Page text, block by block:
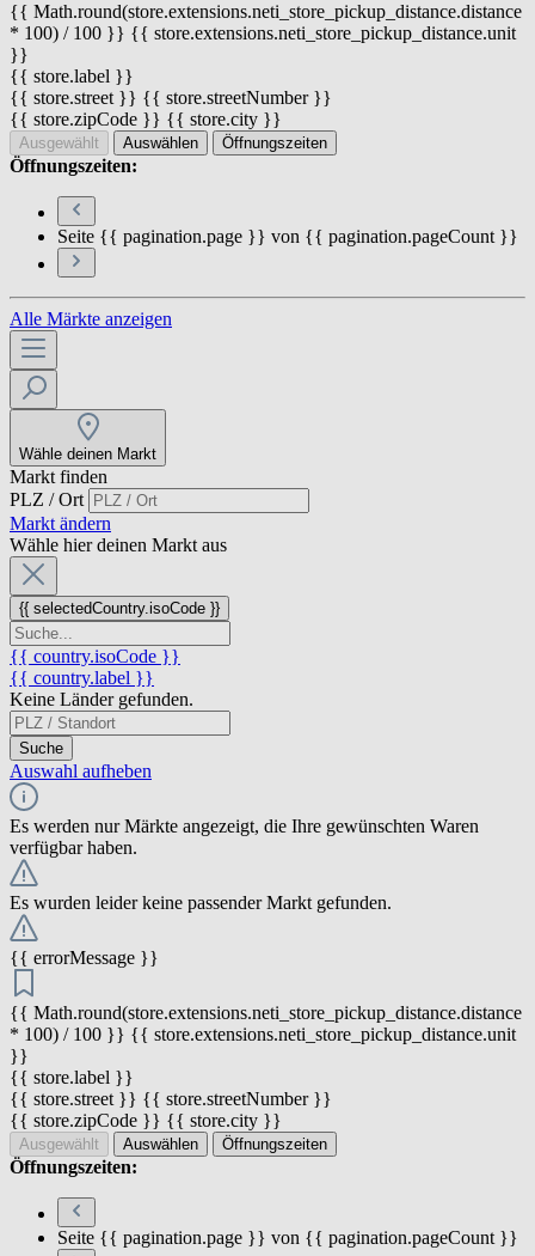
{{ Math.round(store.extensions.neti_store_pickup_distance.distance
* 100) / 100 }} {{ store.extensions.neti_store_pickup_distance.unit
}}
{{ store.label }}
{{ store.street }} {{ store.streetNumber }}
{{ store.zipCode }} {{ store.city }}
Ausgewählt Auswählen Öffnungszeiten
Öffnungszeiten:
Seite {{ pagination.page }} von {{ pagination.pageCount }}
Alle Märkte anzeigen
Wähle deinen Markt
Markt finden
PLZ / Ort
Markt ändern
Wähle hier deinen Markt aus
{{ selectedCountry.isoCode }}
{{ country.isoCode }}
{{ country.label }}
Keine Länder gefunden.
Suche
Auswahl aufheben
Es werden nur Märkte angezeigt, die Ihre gewünschten Waren
verfügbar haben.
Es wurden leider keine passender Markt gefunden.
{{ errorMessage }}
{{ Math.round(store.extensions.neti_store_pickup_distance.distance
* 100) / 100 }} {{ store.extensions.neti_store_pickup_distance.unit
}}
{{ store.label }}
{{ store.street }} {{ store.streetNumber }}
{{ store.zipCode }} {{ store.city }}
Ausgewählt Auswählen Öffnungszeiten
Öffnungszeiten:
Seite {{ pagination.page }} von {{ pagination.pageCount }}